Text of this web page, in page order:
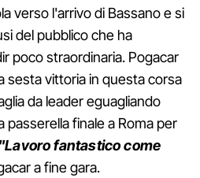
verso l'arrivo di Bassano e si
del pubblico che ha
poco straordinaria. Pogacar
sesta vittoria in questa corsa
da leader eguagliando
passerella finale a Roma per
"Lavoro fantastico come
a fine gara.